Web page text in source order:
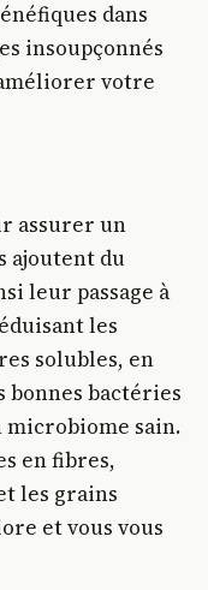
dans
insoupçonnés
votre
assurer un
ajoutent du
leur passage à
les
solubles, en
bactéries
sain.
en fibres,
les grains
et vous vous